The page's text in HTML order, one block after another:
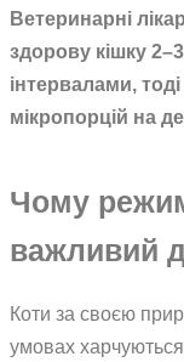
Ветеринарні
здорову кішку
інтервалами,
мікропорцій на
Чому
важливий
Коти за своєю
умовах